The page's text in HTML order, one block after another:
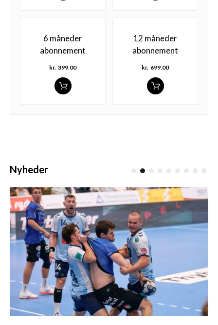
6 måneder
abonnement
kr. 399.00
12 måneder
abonnement
kr. 699.00
Nyheder